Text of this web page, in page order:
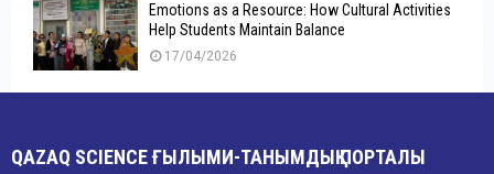
Emotions as a Resource: How Cultural Activities
Help Students Maintain Balance
17/04/2026
QAZAQ SCIENCE ҒЫЛЫМИ-ТАНЫМДЫҚ ПОРТАЛЫ